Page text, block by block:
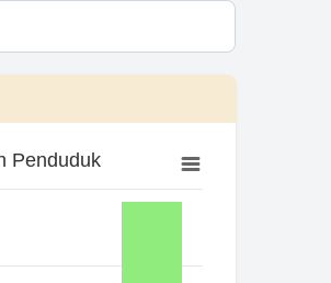
displaying categories.
Penduduk